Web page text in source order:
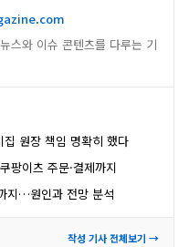
스와 이슈 콘텐츠를 다루는 기
원장 책임 명확히 했다
팡이츠 주문·결제까지
지…원인과 전망 분석
작성 기사 전체보기 →